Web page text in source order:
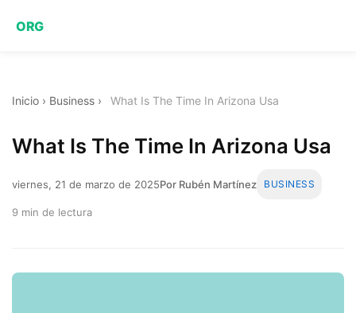
ORG
Inicio › Business › What Is The Time In Arizona Usa
What Is The Time In Arizona Usa
viernes, 21 de marzo de 2025Por Rubén Martínez BUSINESS
9 min de lectura